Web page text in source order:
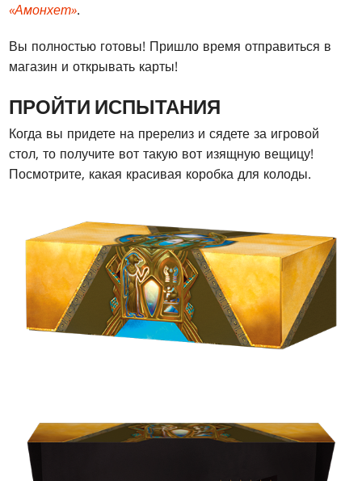
«Амонхет».
Вы полностью готовы! Пришло время отправиться в
магазин и открывать карты!
ПРОЙТИ ИСПЫТАНИЯ
Когда вы придете на пререлиз и сядете за игровой
стол, то получите вот такую вот изящную вещицу!
Посмотрите, какая красивая коробка для колоды.